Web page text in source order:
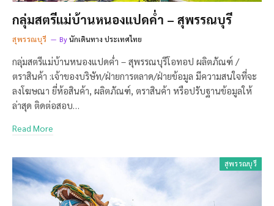
กลุ่มสตรีแม่บ้านหนองแปดค่ำ – สุพรรณบุรี
สุพรรณบุรี By นักเดินทาง ประเทศไทย
กลุ่มสตรีแม่บ้านหนองแปดค่ำ – สุพรรณบุรีโอทอป ผลิตภัณฑ์ /
ตราสินค้า :เจ้าของบริษัท/ฝ่ายการตลาด/ฝ่ายข้อมูล มีความสนใจที่จะ
ลงโฆษณา ยี่ห้อสินค้า, ผลิตภัณฑ์, ตราสินค้า หรือปรับฐานข้อมูลให้
ล่าสุด ติดต่อสอบ…
Read More
สุพรรณบุรี